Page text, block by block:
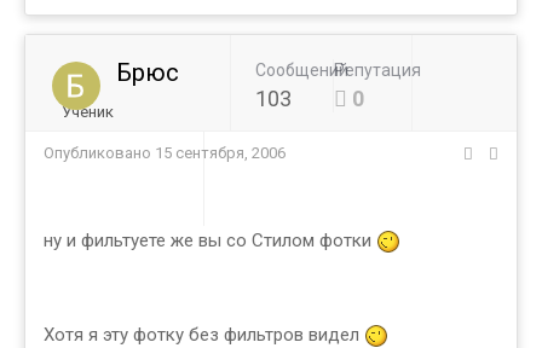
Брюс
Ученик
Сообщений
103
Репутация
0
Опубликовано 15 сентября, 2006
ну и фильтуете же вы со Стилом фотки
Хотя я эту фотку без фильтров видел